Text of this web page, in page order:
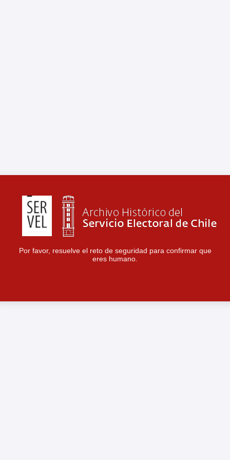
Por favor, resuelve el reto de seguridad para confirmar que
eres humano.